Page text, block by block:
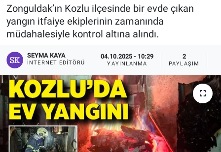
Zonguldak’ın Kozlu ilçesinde bir evde çıkan
yangın itfaiye ekiplerinin zamanında
müdahalesiyle kontrol altına alındı.
SEYMA KAYA
İNTERNET EDITÖRÜ
04.10.2025 - 10:29
YAYINLANMA
2
PAYLAŞIM
Kilimli
Asayiş
Spor
Resmi İlan
Süper Lig Puan Durumu ve Fikstür
Tüm Manşetler
Son Dakika Haberleri
Haber Arşivi